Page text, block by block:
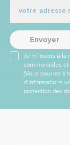
Envoyer
Je m’inscris à
commerciales
(Vous pourrez à
d’informations
protection des